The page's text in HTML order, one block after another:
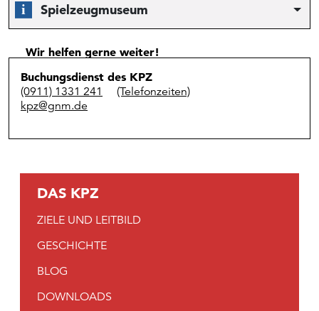
Spielzeugmuseum
Wir helfen gerne weiter!
Buchungsdienst des KPZ
(0911) 1331 241
(Telefonzeiten)
kpz@gnm.de
DAS KPZ
ZIELE UND LEITBILD
GESCHICHTE
BLOG
DOWNLOADS